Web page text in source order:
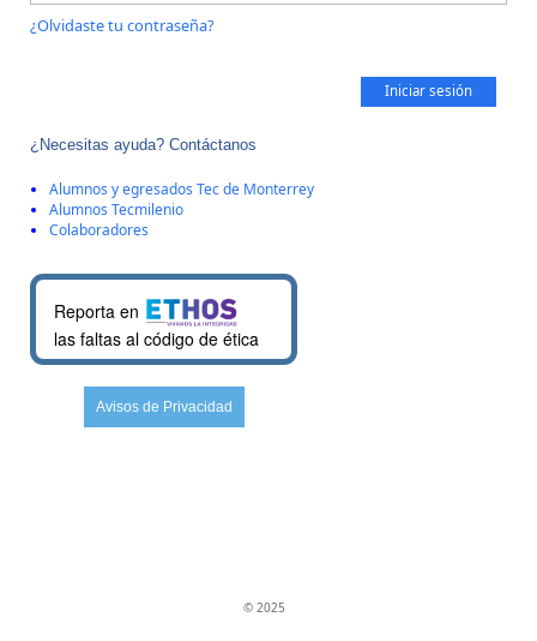
¿Olvidaste tu contraseña?
Iniciar sesión
¿Necesitas ayuda? Contáctanos
Alumnos y egresados Tec de Monterrey
Alumnos Tecmilenio
Colaboradores
Reporta en
las faltas al código de ética
Avisos de Privacidad
© 2025